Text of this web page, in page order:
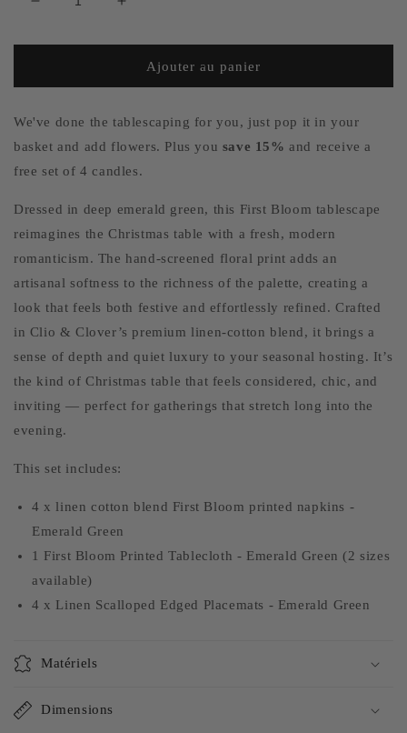
Réduire
quantité
The
Green
First
Festive
Set
(4
persons)
15%
Augmenter
quantité
The
Green
First
Festive
Set
(4
persons)
-
15%
Ajouter au panier
We've done the tablescaping for you, just pop it in your
basket and add flowers. Plus you save 15% and receive a
free set of 4 candles.
Dressed in deep emerald green, this First Bloom tablescape
reimagines the Christmas table with a fresh, modern
romanticism. The hand-screened floral print adds an
artisanal softness to the richness of the palette, creating a
look that feels both festive and effortlessly refined. Crafted
in Clio & Clover’s premium linen-cotton blend, it brings a
sense of depth and quiet luxury to your seasonal hosting. It’s
the kind of Christmas table that feels considered, chic, and
inviting — perfect for gatherings that stretch long into the
evening.
This set includes:
4 x linen cotton blend First Bloom printed napkins -
Emerald Green
1 First Bloom Printed Tablecloth - Emerald Green (2 sizes
available)
4 x Linen Scalloped Edged Placemats - Emerald Green
Matériels
Dimensions